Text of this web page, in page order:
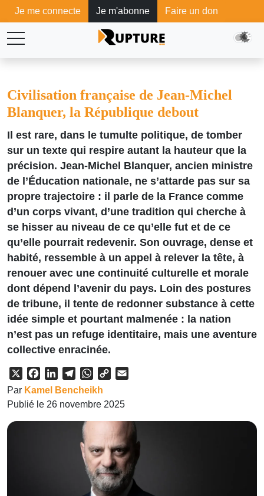
Je me connecte Je m'abonne Faire un don
Civilisation française de Jean-Michel
Blanquer, la République debout
Il est rare, dans le tumulte politique, de tomber
sur un texte qui respire autant la hauteur que la
précision. Jean-Michel Blanquer, ancien ministre
de l’Éducation nationale, ne s’attarde pas sur sa
propre trajectoire : il parle de la France comme
d’un corps vivant, d’une tradition qui cherche à
se hisser au niveau de ce qu’elle fut et de ce
qu’elle pourrait redevenir. Son ouvrage, dense et
habité, ressemble à un appel à relever la tête, à
renouer avec une continuité culturelle et morale
dont dépend l’avenir du pays. Loin des postures
de tribune, il tente de redonner substance à cette
idée simple et pourtant malmenée : la nation
n’est pas un refuge identitaire, mais une aventure
collective enracinée.
X FacebookLinkedInTelegramWhatsApp
Copy
Par Kamel Bencheikh
Publié le 26 novembre 2025